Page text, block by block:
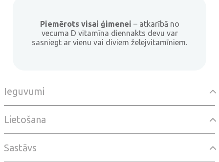
Piemērots visai ģimenei – atkarībā no
vecuma D vitamīna diennakts devu var
sasniegt ar vienu vai diviem želejvitamīniem.
Ieguvumi
Lietošana
Sastāvs